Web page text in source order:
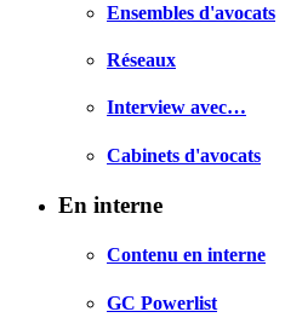
Ensembles d'avocats
Réseaux
Interview avec…
Cabinets d'avocats
En interne
Contenu en interne
GC Powerlist